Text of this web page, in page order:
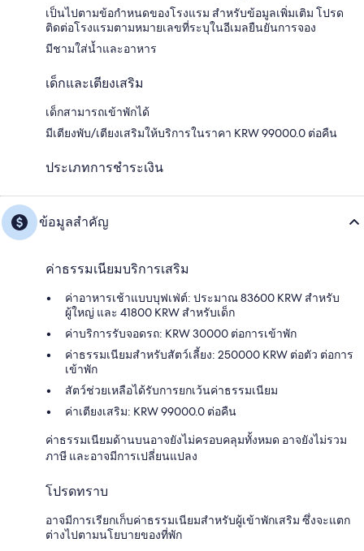
เป็นไปตามข้อกำหนดของโรงแรม สำหรับข้อมูลเพิ่มเติม โปรด
ติดต่อโรงแรมตามหมายเลขที่ระบุในอีเมลยืนยันการจอง
มีชามใส่น้ำและอาหาร
เด็กและเตียงเสริม
เด็กสามารถเข้าพักได้
มีเตียงพับ/เตียงเสริมให้บริการในราคา KRW 99000.0 ต่อคืน
ประเภทการชำระเงิน
ข้อมูลสำคัญ
ค่าธรรมเนียมบริการเสริม
ค่าอาหารเช้าแบบบุฟเฟ่ต์: ประมาณ 83600 KRW สำหรับ
ผู้ใหญ่ และ 41800 KRW สำหรับเด็ก
ค่าบริการรับจอดรถ: KRW 30000 ต่อการเข้าพัก
ค่าธรรมเนียมสำหรับสัตว์เลี้ยง: 250000 KRW ต่อตัว ต่อการ
เข้าพัก
สัตว์ช่วยเหลือได้รับการยกเว้นค่าธรรมเนียม
ค่าเตียงเสริม: KRW 99000.0 ต่อคืน
ค่าธรรมเนียมด้านบนอาจยังไม่ครอบคลุมทั้งหมด อาจยังไม่รวม
ภาษี และอาจมีการเปลี่ยนแปลง
โปรดทราบ
อาจมีการเรียกเก็บค่าธรรมเนียมสำหรับผู้เข้าพักเสริม ซึ่งจะแตก
ต่างไปตามนโยบายของที่พัก